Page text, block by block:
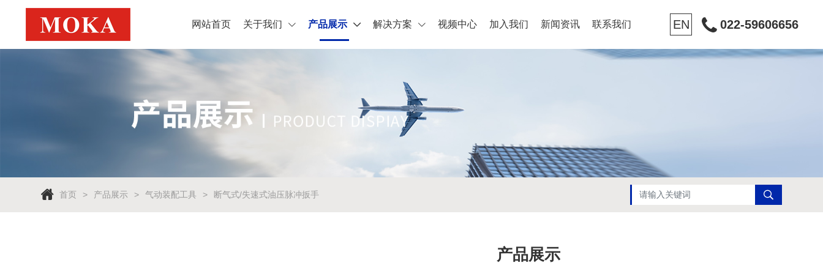
网站首页 关于我们 产品展示 解决方案 视频中心 加入我们 新闻资讯 联系我们 EN 022-59606656
首页 产品展示 气动装配工具 断气式/失速式油压脉冲扳手
产品展示